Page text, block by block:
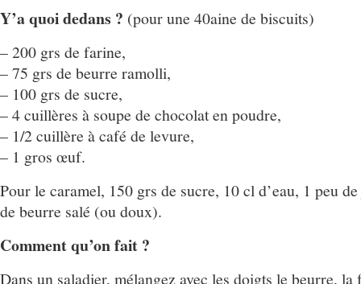
Y’a quoi dedans ? (pour une 40aine de biscuits)
– 200 grs de farine,
– 75 grs de beurre ramolli,
– 100 grs de sucre,
– 4 cuillères à soupe de chocolat en poudre,
– 1/2 cuillère à café de levure,
– 1 gros œuf.
Pour le caramel, 150 grs de sucre, 10 cl d’eau, 1 peu
de beurre salé (ou doux).
Comment qu’on fait ?
Dans un saladier, mélangez avec les doigts le beurre,